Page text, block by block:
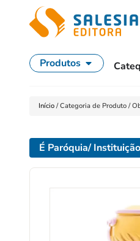
Produtos
Início /Categoria de Produto /
É Paróquia/